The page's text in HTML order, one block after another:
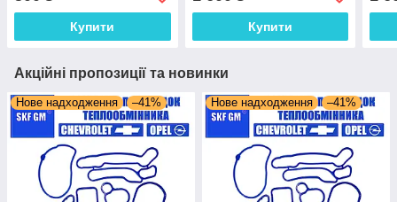
Купити Купити
Акційні пропозиції та новинки
Нове надходження –41% Нове надходження –41%